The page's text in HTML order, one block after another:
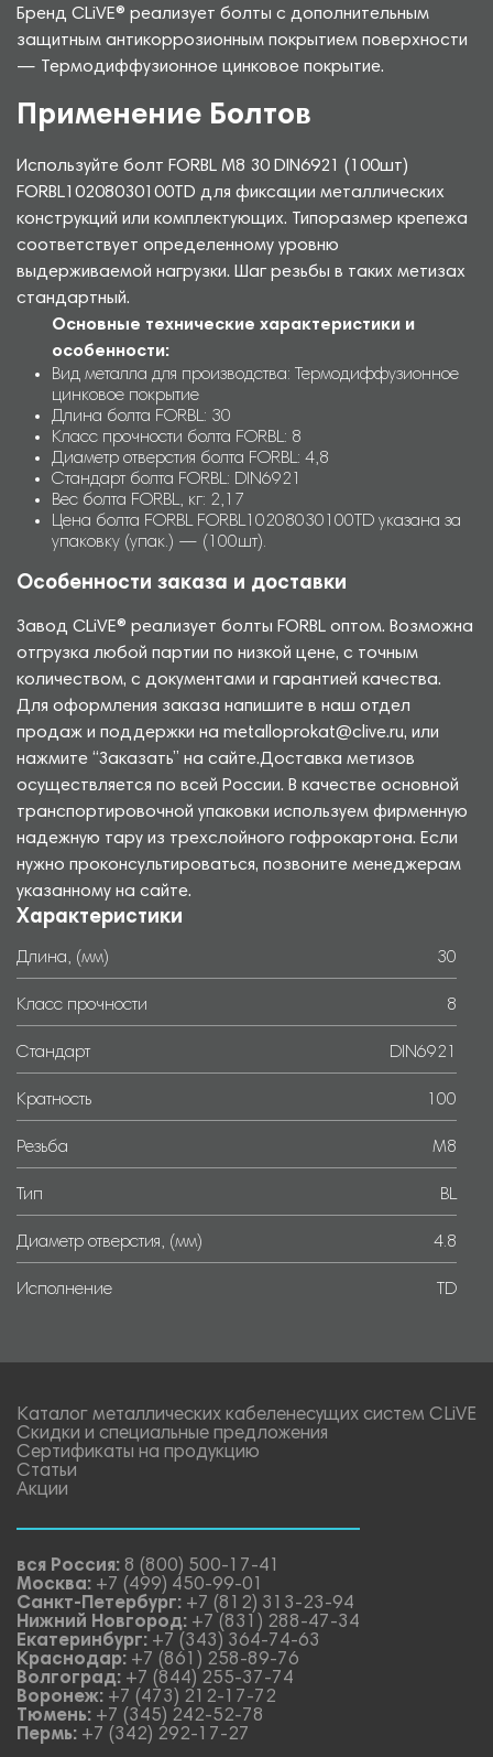
Бренд CLiVE® реализует болты с дополнительным
защитным антикоррозионным покрытием поверхности
— Термодиффузионное цинковое покрытие.
Применение Болтов
Используйте болт FORBL М8 30 DIN6921 (100шт)
FORBL10208030100TD для фиксации металлических
конструкций или комплектующих. Типоразмер крепежа
соответствует определенному уровню
выдерживаемой нагрузки. Шаг резьбы в таких метизах
стандартный.
Основные технические характеристики и
особенности:
Вид металла для производства: Термодиффузионное
цинковое покрытие
Длина болта FORBL: 30
Класс прочности болта FORBL: 8
Диаметр отверстия болта FORBL: 4,8
Стандарт болта FORBL: DIN6921
Вес болта FORBL, кг: 2,17
Цена болта FORBL FORBL10208030100TD указана за
упаковку (упак.) — (100шт).
Особенности заказа и доставки
Завод CLiVE® реализует болты FORBL оптом. Возможна
отгрузка любой партии по низкой цене, с точным
количеством, с документами и гарантией качества.
Для оформления заказа напишите в наш отдел
продаж и поддержки на metalloprokat@clive.ru, или
нажмите “Заказать” на сайте.Доставка метизов
осуществляется по всей России. В качестве основной
транспортировочной упаковки используем фирменную
надежную тару из трехслойного гофрокартона. Если
нужно проконсультироваться, позвоните менеджерам
указанному на сайте.
Характеристики
Длина, (мм) 30
Класс прочности 8
Стандарт DIN6921
Кратность 100
Резьба М8
Тип BL
Диаметр отверстия, (мм) 4.8
Исполнение TD
Каталог металлических кабеленесущих систем CLiVE
Скидки и специальные предложения
Сертификаты на продукцию
Статьи
Акции
вся Россия: 8 (800) 500-17-41
Москва: +7 (499) 450-99-01
Санкт-Петербург: +7 (812) 313-23-94
Нижний Новгород: +7 (831) 288-47-34
Екатеринбург: +7 (343) 364-74-63
Краснодар: +7 (861) 258-89-76
Волгоград: +7 (844) 255-37-74
Воронеж: +7 (473) 212-17-72
Тюмень: +7 (345) 242-52-78
Пермь: +7 (342) 292-17-27